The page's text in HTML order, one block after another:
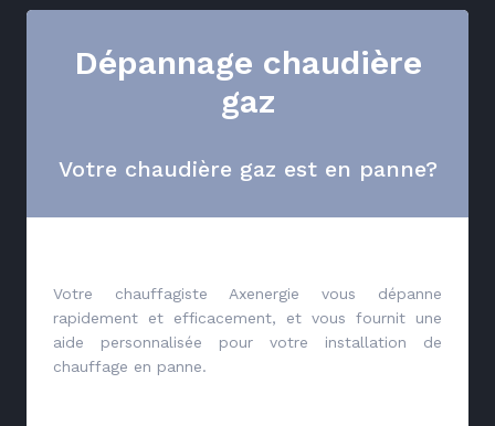
Dépannage chaudière
gaz
Votre chaudière gaz est en panne?
Votre chauffagiste Axenergie vous dépanne
rapidement et efficacement, et vous fournit une
aide personnalisée pour votre installation de
chauffage en panne.